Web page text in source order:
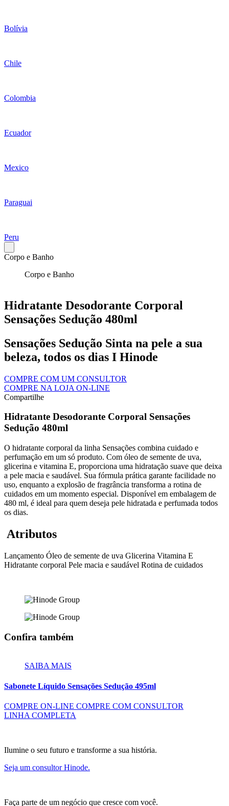
Bolívia
Chile
Colombia
Ecuador
Mexico
Paraguai
Peru
Corpo e Banho
Corpo e Banho
Hidratante Desodorante Corporal
Sensações Sedução 480ml
Sensações Sedução Sinta na pele a sua
beleza, todos os dias I Hinode
COMPRE COM UM CONSULTOR
COMPRE NA LOJA ON-LINE
Compartilhe
Hidratante Desodorante Corporal Sensações
Sedução 480ml
O hidratante corporal da linha Sensações combina cuidado e
perfumação em um só produto. Com óleo de semente de uva,
glicerina e vitamina E, proporciona uma hidratação suave que deixa
a pele macia e saudável. Sua fórmula prática garante facilidade no
uso, enquanto a explosão de fragrância transforma a rotina de
cuidados em um momento especial. Disponível em embalagem de
480 ml, é ideal para quem deseja pele hidratada e perfumada todos
os dias.
Atributos
Lançamento Óleo de semente de uva Glicerina Vitamina E
Hidratante corporal Pele macia e saudável Rotina de cuidados
Confira também
SAIBA MAIS
Sabonete Líquido Sensações Sedução 495ml
COMPRE ON-LINE COMPRE COM CONSULTOR
LINHA COMPLETA
Ilumine o seu futuro e transforme a sua história.
Seja um consultor Hinode.
Faça parte de um negócio que cresce com você.